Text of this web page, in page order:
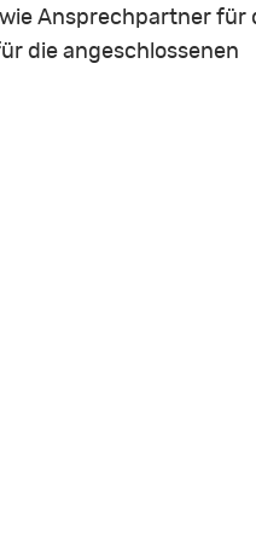
Ansprechpartner für
die angeschlossenen